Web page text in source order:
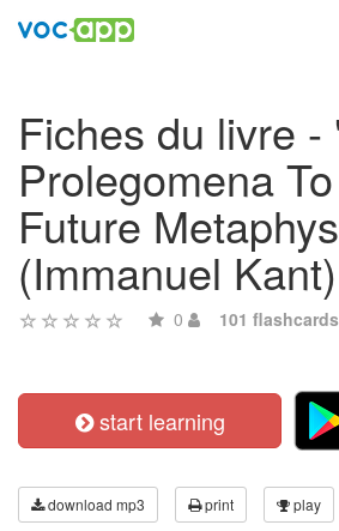
Fiches du livre -
Prolegomena
Future
(Immanuel Kant)
0 101 flashcards
start learning
download mp3 print play